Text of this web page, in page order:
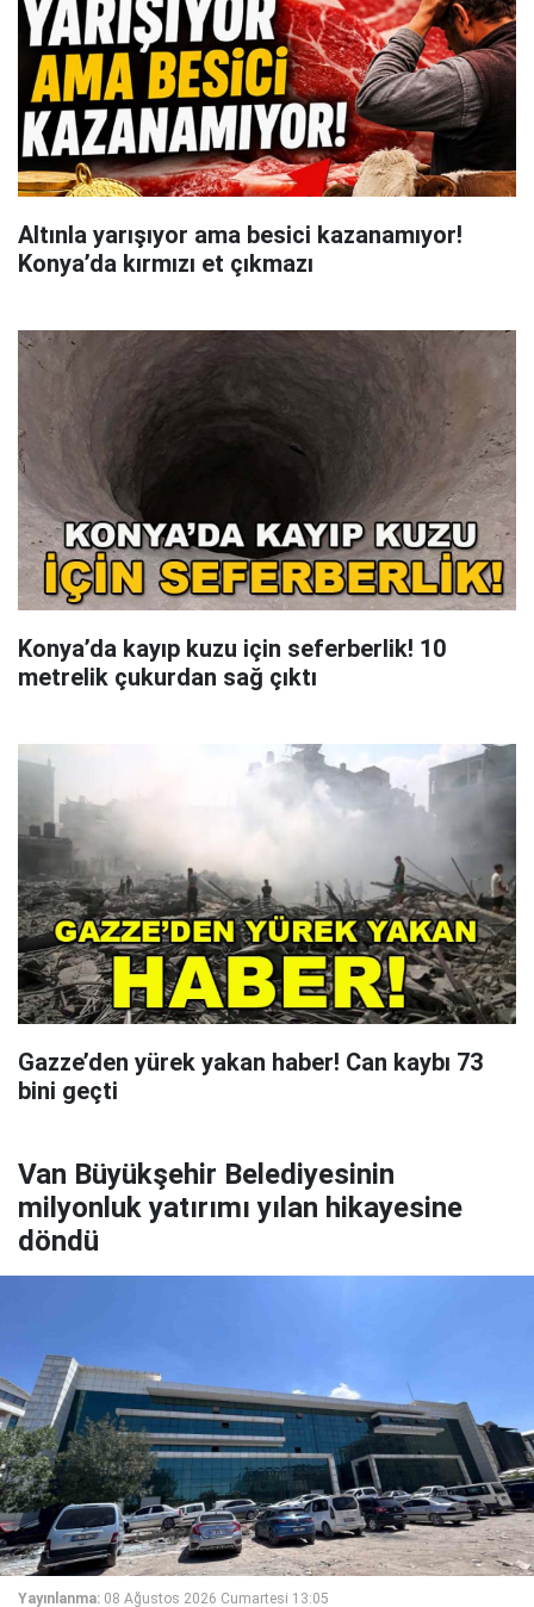
Altınla yarışıyor ama besici kazanamıyor!
Konya’da kırmızı et çıkmazı
Konya’da kayıp kuzu için seferberlik! 10
metrelik çukurdan sağ çıktı
Gazze’den yürek yakan haber! Can kaybı 73
bini geçti
Van Büyükşehir Belediyesinin
milyonluk yatırımı yılan hikayesine
döndü
Yayınlanma: 08 Ağustos 2026 Cumartesi 13:05